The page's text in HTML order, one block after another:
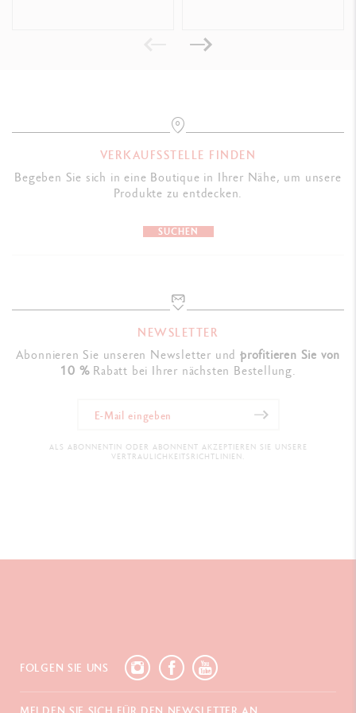
Ref 849.681
VERKAUFSSTELLE FINDEN
Begeben Sie sich in eine Boutique in Ihrer Nähe, um unsere
Produkte zu entdecken.
SUCHEN
NEWSLETTER
Abonnieren Sie unseren Newsletter undprofitieren Sie von
10 %Rabatt bei Ihrer nächsten Bestellung.
ALS ABONNENTIN ODER ABONNENT AKZEPTIEREN SIE UNSERE
VERTRAULICHKEITSRICHTLINIEN.
FOLGEN SIE UNS